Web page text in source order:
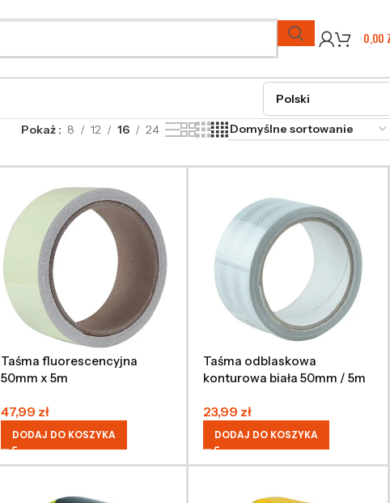
0,00
Pokaż 8 12 16 24
Taśma fluorescencyjna
50mm x 5m
47,99 zł
DODAJ DO KOSZYKA
Taśma odblaskowa
konturowa biała 50mm / 5m
23,99 zł
DODAJ DO KOSZYKA